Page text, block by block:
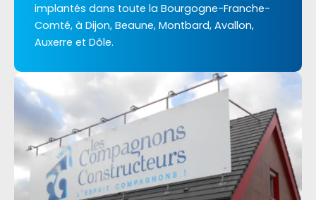
implantés dans toute la Bourgogne-Franche-
Comté, à Dijon, Beaune, Montbard, Avallon,
Auxerre et Dôle.